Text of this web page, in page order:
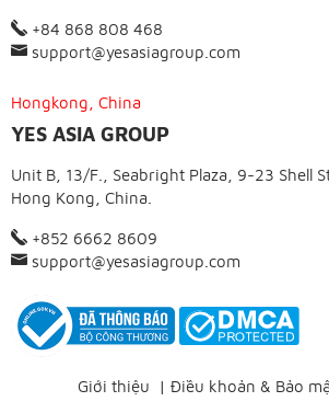
+84 868 808 468
support@yesasiagroup.com
Hongkong, China
YES ASIA GROUP
Unit B, 13/F., Seabright Plaza, 9-23 Shell
Hong Kong, China.
+852 6662 8609
support@yesasiagroup.com
Giới thiệu | Điều khoản & Bảo